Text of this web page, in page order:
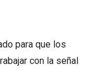
para que los
con la señal